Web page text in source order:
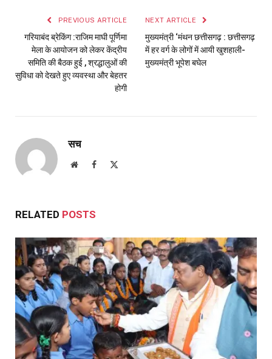
PREVIOUS ARTICLE
गरियाबंद ब्रेकिंग :राजिम माघी पूर्णिमा
मेला के आयोजन को लेकर केंद्रीय
समिति की बैठक हुई , श्रद्धालुओं की
सुविधा को देखते हुए व्यवस्था और बेहतर
होगी
NEXT ARTICLE
मुख्यमंत्री ‘मंथन छत्तीसगढ़ : छत्तीसगढ़
में हर वर्ग के लोगों में आयी खुशहाली-
मुख्यमंत्री भूपेश बघेल
सच
WebsiteFacebook
RELATED POSTS